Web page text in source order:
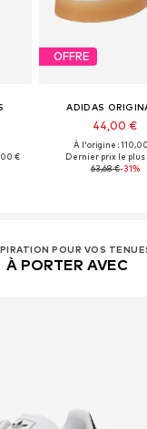
€
OFFRE
ADIDAS
44,00 €
À l'origine :
Dernier prix le plus
63,68 €-31%
POUR VOS
À PORTER AVEC